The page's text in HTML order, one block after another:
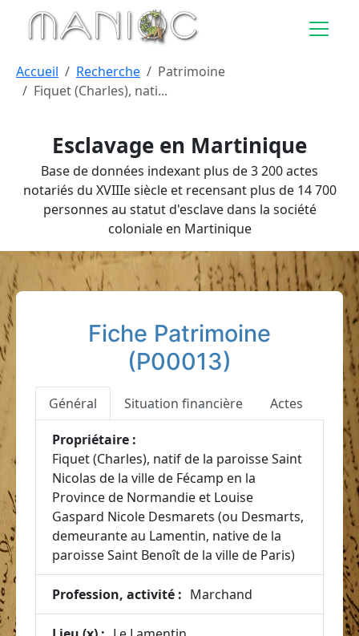
Aller au contenu principal
Esclavage en Martinique
Base de données indexant plus de 3 200 actes
notariés du XVIIIe siècle et recensant plus de 14 700
personnes au statut d'esclave dans la société
coloniale en Martinique
Accueil Recherche
Patrimoine
Fiquet (Charles), nati...
Fiche Patrimoine
(P00013)
Général Situation financière Actes
Propriétaire :
Fiquet (Charles), natif de la paroisse Saint
Nicolas de la ville de Fécamp en la
Province de Normandie et Louise
Gaspard Nicole Desmarets (ou Desmarts,
demeurante au Lamentin, native de la
paroisse Saint Benoît de la ville de Paris)
Profession, activité : Marchand